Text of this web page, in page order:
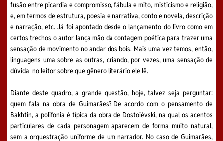
fusão entre picardia e compromisso, fábula e mito, misticismo e religião,
e, em termos de estrutura, poesia e narrativa, conto e novela, descrição
e narração, etc. Já foi apontado desde o lançamento do livro como em
certos trechos o autor lança mão da contagem poética para trazer uma
sensação de movimento no andar dos bois. Mais uma vez temos, então,
linguagens uma sobre as outras, criando, por vezes, uma sensação de
dúvida no leitor sobre que gênero literário ele lê.
Diante deste quadro, a grande questão, hoje, talvez seja perguntar:
quem fala na obra de Guimarães? De acordo com o pensamento de
Bakhtin, a polifonia é típica da obra de Dostoiévski, na qual os acentos
particulares de cada personagem aparecem de forma muito natural,
sem a orquestração uniforme de um narrador. No caso de Guimarães,